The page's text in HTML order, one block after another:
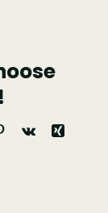
Pinterest
Vk
Xing